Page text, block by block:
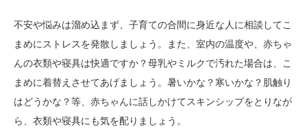
不安や悩みは溜め込まず、子育ての合間に身近な人に相談してこ
まめにストレスを発散しましょう。また、室内の温度や、赤ちゃ
んの衣類や寝具は快適ですか？母乳やミルクで汚れた場合は、こ
まめに着替えさせてあげましょう。暑いかな？寒いかな？肌触り
はどうかな？等、赤ちゃんに話しかけてスキンシップをとりなが
ら、衣類や寝具にも気を配りましょう。